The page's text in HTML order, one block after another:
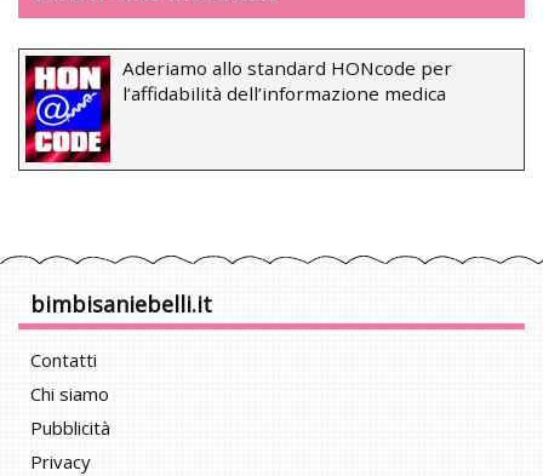
Aderiamo allo standard HONcode per
l’affidabilità dell’informazione medica
bimbisaniebelli.it
Contatti
Chi siamo
Pubblicità
Privacy